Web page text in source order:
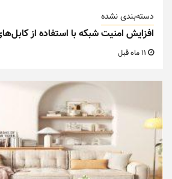
دسته‌بندی نشده
افزایش امنیت شبکه با استفاده از